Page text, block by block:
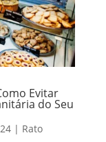
Evitar
do Seu
| Rato